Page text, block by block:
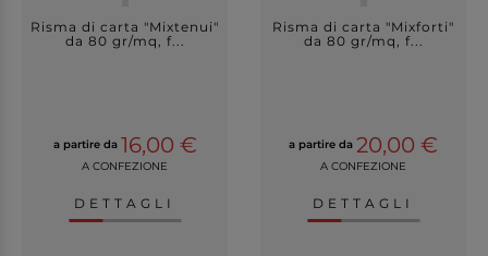
Risma di carta "Mixtenui"
da 80 gr/mq, f...
a partire da 16,00 €
A CONFEZIONE
DETTAGLI
Risma di carta "Mixforti"
da 80 gr/mq, f...
a partire da 20,00 €
A CONFEZIONE
DETTAGLI